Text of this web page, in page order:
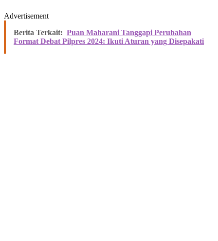
Advertisement
Berita Terkait: Puan Maharani Tanggapi Perubahan
Format Debat Pilpres 2024: Ikuti Aturan yang Disepakati